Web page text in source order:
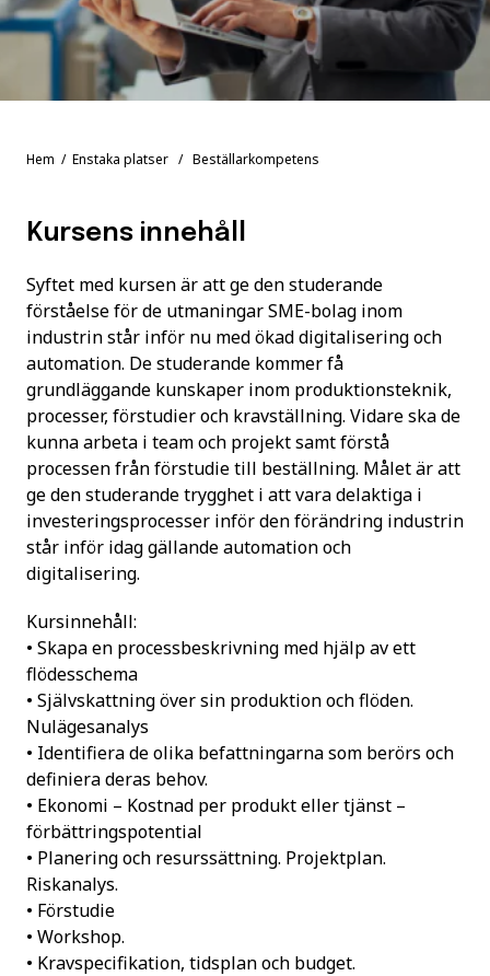
Hem / Enstaka platser / Beställarkompetens
Kursens innehåll
Syftet med kursen är att ge den studerande
förståelse för de utmaningar SME-bolag inom
industrin står inför nu med ökad digitalisering och
automation. De studerande kommer få
grundläggande kunskaper inom produktionsteknik,
processer, förstudier och kravställning. Vidare ska de
kunna arbeta i team och projekt samt förstå
processen från förstudie till beställning. Målet är att
ge den studerande trygghet i att vara delaktiga i
investeringsprocesser inför den förändring industrin
står inför idag gällande automation och
digitalisering.
Kursinnehåll:
• Skapa en processbeskrivning med hjälp av ett
flödesschema
• Självskattning över sin produktion och flöden.
Nulägesanalys
• Identifiera de olika befattningarna som berörs och
definiera deras behov.
• Ekonomi – Kostnad per produkt eller tjänst –
förbättringspotential
• Planering och resurssättning. Projektplan.
Riskanalys.
• Förstudie
• Workshop.
• Kravspecifikation, tidsplan och budget.